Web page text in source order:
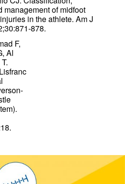
management of midfoot
in the athlete. Am J
878.
F,
Al